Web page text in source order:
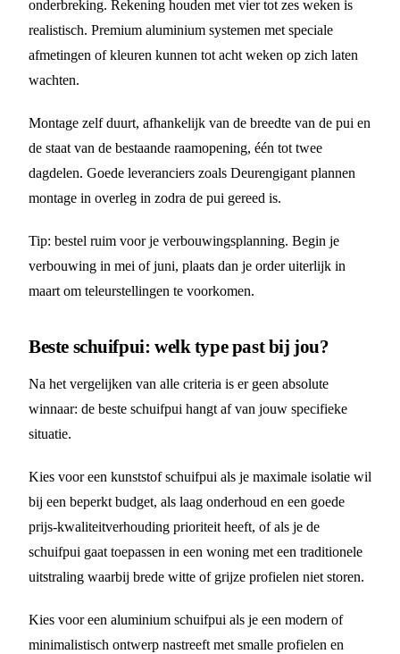
onderbreking. Rekening houden met vier tot zes weken is
realistisch. Premium aluminium systemen met speciale
afmetingen of kleuren kunnen tot acht weken op zich laten
wachten.
Montage zelf duurt, afhankelijk van de breedte van de pui en
de staat van de bestaande raamopening, één tot twee
dagdelen. Goede leveranciers zoals Deurengigant plannen
montage in overleg in zodra de pui gereed is.
Tip: bestel ruim voor je verbouwingsplanning. Begin je
verbouwing in mei of juni, plaats dan je order uiterlijk in
maart om teleurstellingen te voorkomen.
Beste schuifpui: welk type past bij jou?
Na het vergelijken van alle criteria is er geen absolute
winnaar: de beste schuifpui hangt af van jouw specifieke
situatie.
Kies voor een kunststof schuifpui als je maximale isolatie wil
bij een beperkt budget, als laag onderhoud en een goede
prijs-kwaliteitverhouding prioriteit heeft, of als je de
schuifpui gaat toepassen in een woning met een traditionele
uitstraling waarbij brede witte of grijze profielen niet storen.
Kies voor een aluminium schuifpui als je een modern of
minimalistisch ontwerp nastreeft met smalle profielen en